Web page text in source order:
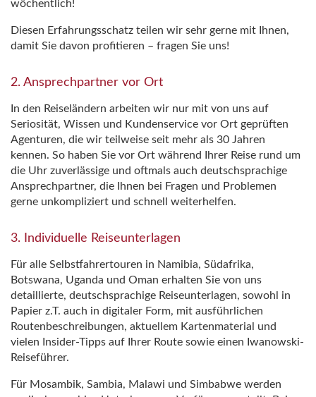
wöchentlich!
Diesen Erfahrungsschatz teilen wir sehr gerne mit Ihnen,
damit Sie davon profitieren – fragen Sie uns!
2. Ansprechpartner vor Ort
In den Reiseländern arbeiten wir nur mit von uns auf
Seriosität, Wissen und Kundenservice vor Ort geprüften
Agenturen, die wir teilweise seit mehr als 30 Jahren
kennen. So haben Sie vor Ort während Ihrer Reise rund um
die Uhr zuverlässige und oftmals auch deutschsprachige
Ansprechpartner, die Ihnen bei Fragen und Problemen
gerne unkompliziert und schnell weiterhelfen.
3. Individuelle Reiseunterlagen
Für alle Selbstfahrertouren in Namibia, Südafrika,
Botswana, Uganda und Oman erhalten Sie von uns
detaillierte, deutschsprachige Reiseunterlagen, sowohl in
Papier z.T. auch in digitaler Form, mit ausführlichen
Routenbeschreibungen, aktuellem Kartenmaterial und
vielen Insider-Tipps auf Ihrer Route sowie einen Iwanowski-
Reiseführer.
Für Mosambik, Sambia, Malawi und Simbabwe werden